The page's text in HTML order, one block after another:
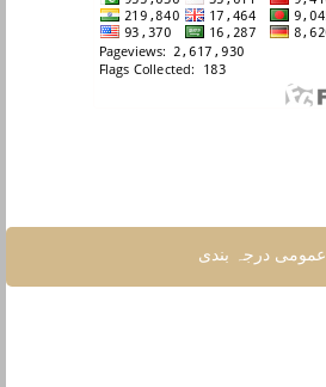
عمومی درجہ بندی